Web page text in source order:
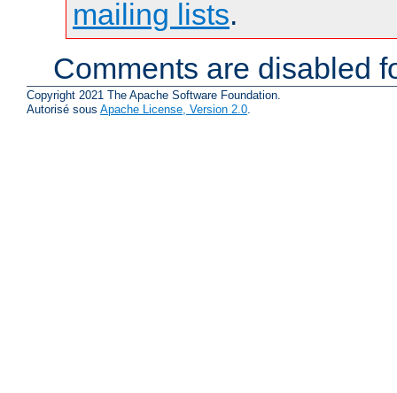
mailing lists.
Comments are disabled
Copyright 2021 The Apache Software Foundation.
Autorisé sous Apache License, Version 2.0.